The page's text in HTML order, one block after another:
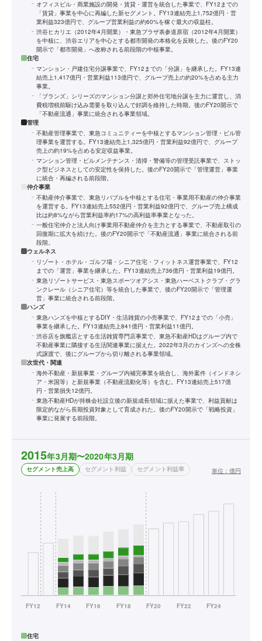
オフィスビル・商業施設の開発・賃貸・運営を統合した事業で、FY12までの
「賃貸」事業を中心に再編した新セグメント。FY13連結売上1,752億円・営
業利益323億円で、グループ営業利益の約60%を稼ぐ最大の収益柱。
渋谷ヒカリエ（2012年4月開業）・東急プラザ表参道原宿（2012年4月開業）
を中核に、渋谷エリアを中心とする都市開発の本格化を反映した。後のFY20
開示で「都市開発」へ改称される前段階の中核事業。
住宅
マンション・戸建住宅分譲事業で、FY12までの「分譲」を継承した。FY13連
結売上1,417億円・営業利益113億円で、グループ売上の約20%を占める主力
事業。
「ブランズ」シリーズのマンション分譲と郊外住宅地分譲を主力に運営し、消
費税増税前駆け込み需要を取り込んで好調を維持した時期。後のFY20開示で
「不動産流通」事業に統合される事業領域。
管理
不動産管理事業で、東急コミュニティーを中核とするマンション管理・ビル管
理事業を運営する。FY13連結売上1,325億円・営業利益92億円で、グループ
売上の約19%を占める安定収益事業。
マンション管理・ビルメンテナンス・清掃・警備等の管理受託事業で、ストッ
ク型ビジネスとしての安定性を保持した。後のFY20開示で「管理運営」事業
に統合・再編される前段階。
仲介事業
不動産仲介事業で、東急リバブルを中核とする住宅・事業用不動産の仲介事業
を運営する。FY13連結売上552億円・営業利益92億円で、グループ売上構成
比は約8%ながら営業利益率約17%の高利益率事業となった。
一般住宅仲介と法人向け事業用不動産仲介を主力とする事業で、不動産取引の
回復期に拡大を続けた。後のFY20開示で「不動産流通」事業に統合される前
段階。
ウェルネス
リゾート・ホテル・ゴルフ場・シニア住宅・フィットネス運営事業で、FY12
までの「運営」事業を継承した。FY13連結売上736億円・営業利益19億円。
東急リゾートサービス・東急スポーツオアシス・東急ハーベストクラブ・グラ
ンクレール（シニア住宅）等を統合した事業で、後のFY20開示で「管理運
営」事業に統合される前段階。
ハンズ
東急ハンズを中核とするDIY・生活雑貨の小売事業で、FY12までの「小売」
事業を継承した。FY13連結売上841億円・営業利益11億円。
渋谷店を旗艦店とする生活雑貨専門店事業で、東急不動産HDはグループ内で
不動産事業に隣接する生活関連事業に据えた。2022年3月のカインズへの全株
式譲渡で、後にグループから切り離される事業領域。
次世代・関連
海外不動産・新規事業・グループ内補完事業を統合し、海外案件（インドネシ
ア・米国等）と新規事業（不動産流動化等）を含む。FY13連結売上517億
円・営業損失12億円。
東急不動産HDが持株会社設立後の新規成長領域に据えた事業で、利益貢献は
限定的ながら長期投資対象として育成された。後のFY20開示で「戦略投資」
事業に発展する前段階。
2015年3月期〜2020年3月期
セグメント売上高 セグメント利益 セグメント利益率 単位： 億円
住宅